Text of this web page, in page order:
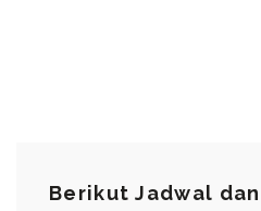
Berikut Jadwal